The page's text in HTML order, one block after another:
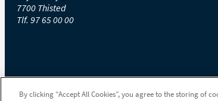
7700 Thisted
Tlf. 97 65 00 00
By clicking “Accept All Cookies”, you agree to the storing of